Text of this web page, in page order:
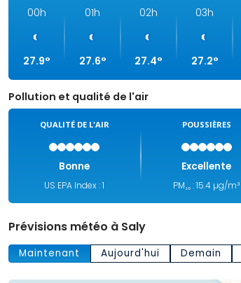
00h
27.9°
01h
27.6°
02h
27.4°
03h
27.2°
Pollution et qualité de l'air
QUALITÉ DE L'AIR
Bonne
US EPA Index : 1
POUSSIÈRES
Excellente
PM₁₀ : 15.4 µg/m³
Prévisions météo à Saly
Maintenant Aujourd'hui Demain